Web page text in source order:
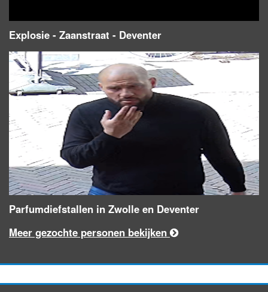
Explosie - Zaanstraat - Deventer
Parfumdiefstallen in Zwolle en Deventer
Meer gezochte personen bekijken